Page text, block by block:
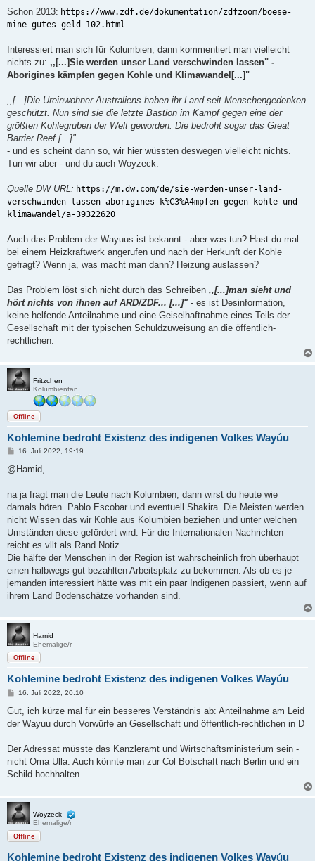
Schon 2013: https://www.zdf.de/dokumentation/zdfzoom/boese-
mine-gutes-geld-102.html
Interessiert man sich für Kolumbien, dann kommentiert man vielleicht
nichts zu: ,,[...]Sie werden unser Land verschwinden lassen" -
Aborigines kämpfen gegen Kohle und Klimawandel[...]"
,,[...]Die Ureinwohner Australiens haben ihr Land seit Menschengedenken
geschützt. Nun sind sie die letzte Bastion im Kampf gegen eine der
größten Kohlegruben der Welt geworden. Die bedroht sogar das Great
Barrier Reef.[...]"
- und es scheint dann so, wir hier wüssten deswegen vielleicht nichts.
Tun wir aber - und du auch Woyzeck.
Quelle DW URL: https://m.dw.com/de/sie-werden-unser-land-
verschwinden-lassen-aborigines-k%C3%A4mpfen-gegen-kohle-und-
klimawandel/a-39322620
Auch das Problem der Wayuus ist bekannt - aber was tun? Hast du mal
bei einem Heizkraftwerk angerufen und nach der Herkunft der Kohle
gefragt? Wenn ja, was macht man dann? Heizung auslassen?
Das Problem löst sich nicht durch das Schreiben ,,[...]man sieht und
hört nichts von ihnen auf ARD/ZDF... [...]"- es ist Desinformation,
keine helfende Anteilnahme und eine Geiselhaftnahme eines Teils der
Gesellschaft mit der typischen Schuldzuweisung an die öffentlich-
rechtlichen.
Fritzchen
Kolumbienfan
Offline
Koh­le­mine bedroht Exis­tenz des indi­genen Volkes Wayúu
B
i
a
g
16. Juli 2022, 19:19
@Hamid,
na ja fragt man die Leute nach Kolumbien, dann wirst du heute wie
damals hören. Pablo Escobar und eventuell Shakira. Die Meisten werden
nicht Wissen das wir Kohle aus Kolumbien beziehen und unter welchen
Umständen diese gefördert wird. Für die Internationalen Nachrichten
reicht es vllt als Rand Notiz
Die hälfte der Menschen in der Region ist wahrscheinlich froh überhaupt
einen halbwegs gut bezahlten Arbeitsplatz zu bekommen. Als ob es je
jemanden interessiert hätte was mit ein paar Indigenen passiert, wenn auf
ihrem Land Bodenschätze vorhanden sind.
Hamid
Ehemalige/r
Offline
Koh­le­mine bedroht Exis­tenz des indi­genen Volkes Wayúu
B
i
r
16. Juli 2022, 20:10
Gut, ich kürze mal für ein besseres Verständnis ab: Anteilnahme am Leid
der Wayuu durch Vorwürfe an Gesellschaft und öffentlich-rechtlichen in D
Der Adressat müsste das Kanzleramt und Wirtschaftsministerium sein -
nicht Oma Ulla. Auch könnte man zur Col Botschaft nach Berlin und ein
Schild hochhalten.
Woyzeck
Ehemalige/r
Offline
Koh­le­mine bedroht Exis­tenz des indi­genen Volkes Wayúu